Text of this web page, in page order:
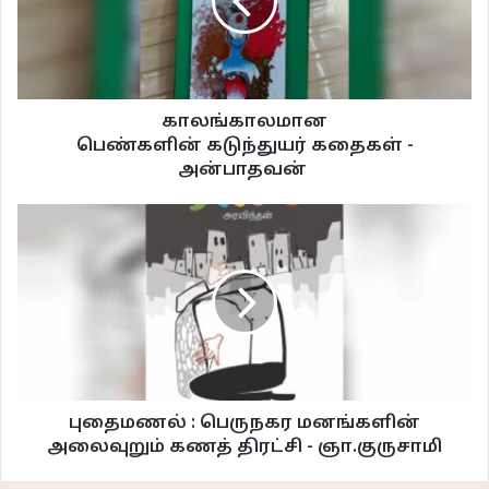
கண்டு, அதை வேறொன்றாகப் பேசி நிற்பதை, பேசி மகிழவே இக்கட்டுரையும்
கவிதை -1
31-08-2013 ; மாலை 5.10
——————————————-
மெதுவாக எடுத்துப் பார்க்கிறது
காலங்காலமான
பெண்களின் கடுந்துயர் கதைகள் -
அன்பாதவன்
புதைமணல் : பெருநகர மனங்களின்
அலைவுறும் கணத் திரட்சி - ஞா.குருசாமி